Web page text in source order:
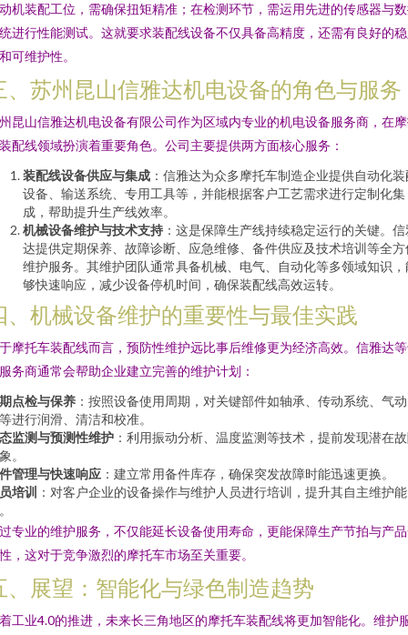
机装配工位，需确保扭矩精准；在检测环节，需运用先进的传感器与
进行性能测试。这就要求装配线设备不仅具备高精度，还需有良好的
可维护性。
、苏州昆山信雅达机电设备的角色与服务
昆山信雅达机电设备有限公司作为区域内专业的机电设备服务商，在
配线领域扮演着重要角色。公司主要提供两方面核心服务：
装配线设备供应与集成 ：信雅达为众多摩托车制造企业提供自动化
设备、输送系统、专用工具等，并能根据客户工艺需求进行定制化集
成，帮助提升生产线效率。
机械设备维护与技术支持 ：这是保障生产线持续稳定运行的关键。
达提供定期保养、故障诊断、应急维修、备件供应及技术培训等全方
维护服务。其维护团队通常具备机械、电气、自动化等多领域知识，
够快速响应，减少设备停机时间，确保装配线高效运转。
、机械设备维护的重要性与最佳实践
摩托车装配线而言，预防性维护远比事后维修更为经济高效。信雅达
务商通常会帮助企业建立完善的维护计划：
点检与保养 ：按照设备使用周期，对关键部件如轴承、传动系统、气
进行润滑、清洁和校准。
监测与预测性维护 ：利用振动分析、温度监测等技术，提前发现潜在
。
管理与快速响应 ：建立常用备件库存，确保突发故障时能迅速更换。
培训 ：对客户企业的设备操作与维护人员进行培训，提升其自主维护能
专业的维护服务，不仅能延长设备使用寿命，更能保障生产节拍与产
，这对于竞争激烈的摩托车市场至关重要。
、展望：智能化与绿色制造趋势
工业4.0的推进，未来长三角地区的摩托车装配线将更加智能化。维护